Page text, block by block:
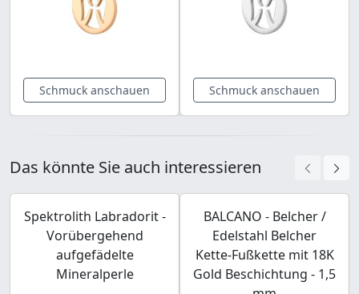
Schmuck anschauen Schmuck anschauen
Das könnte Sie auch interessieren
Spektrolith Labradorit -
Vorübergehend
aufgefädelte
Mineralperle
BALCANO - Belcher /
Edelstahl Belcher
Kette-Fußkette mit 18K
Gold Beschichtung - 1,5